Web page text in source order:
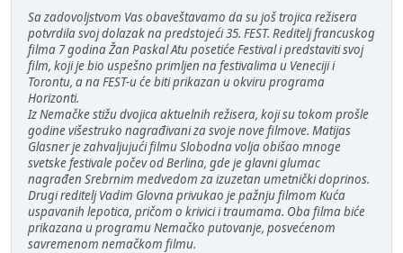
Sa zadovoljstvom Vas obaveštavamo da su još trojica režisera
potvrdila svoj dolazak na predstojeći 35. FEST. Reditelj francuskog
filma 7 godina Žan Paskal Atu posetiće Festival i predstaviti svoj
film, koji je bio uspešno primljen na festivalima u Veneciji i
Torontu, a na FEST-u će biti prikazan u okviru programa
Horizonti.
Iz Nemačke stižu dvojica aktuelnih režisera, koji su tokom prošle
godine višestruko nagrađivani za svoje nove filmove. Matijas
Glasner je zahvaljujući filmu Slobodna volja obišao mnoge
svetske festivale počev od Berlina, gde je glavni glumac
nagrađen Srebrnim medvedom za izuzetan umetnički doprinos.
Drugi reditelj Vadim Glovna privukao je pažnju filmom Kuća
uspavanih lepotica, pričom o krivici i traumama. Oba filma biće
prikazana u programu Nemačko putovanje, posvećenom
savremenom nemačkom filmu.